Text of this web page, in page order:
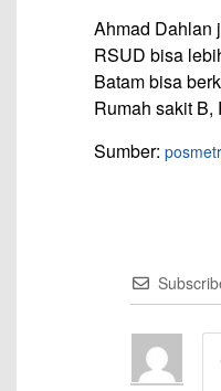
Ahmad Dahlan
RSUD bisa
Batam bisa
Rumah sakit B,
Sumber: